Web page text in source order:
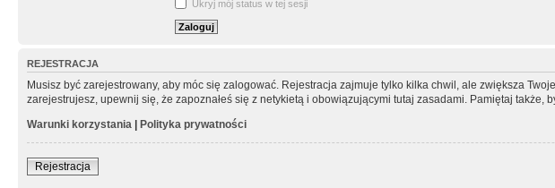
Ukryj mój status w tej sesji
REJESTRACJA
Musisz być zarejestrowany, aby móc się zalogować. Rejestracja zajmuje tylko kilka chwil, ale zwiększa
zarejestrujesz, upewnij się, że zapoznałeś się z netykietą i obowiązującymi tutaj zasadami. Pamiętaj także,
Warunki korzystania | Polityka prywatności
Rejestracja